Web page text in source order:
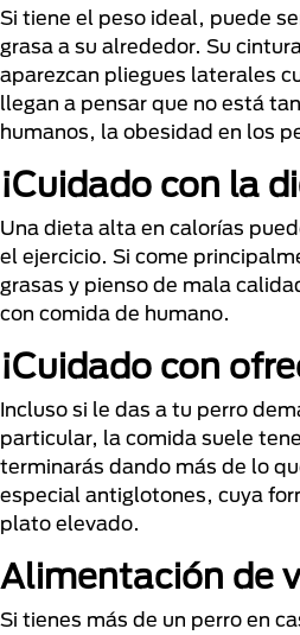
Si tiene el peso ideal, puede
grasa a su alrededor. Su
aparezcan pliegues laterales
llegan a pensar que no está
humanos, la obesidad en los
¡Cuidado con la
Una dieta alta en calorías
el ejercicio. Si come
grasas y pienso de mala
con comida de humano.
¡Cuidado con
Incluso si le das a tu perro
particular, la comida suele
terminarás dando más de lo
especial antiglotones, cuya
plato elevado.
Alimentación de
Si tienes más de un perro en